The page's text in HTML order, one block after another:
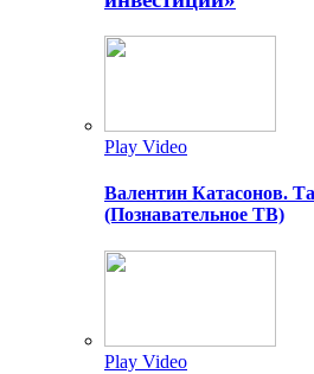
Play Video
Валентин Катасонов.
(Познавательное ТВ)
Play Video